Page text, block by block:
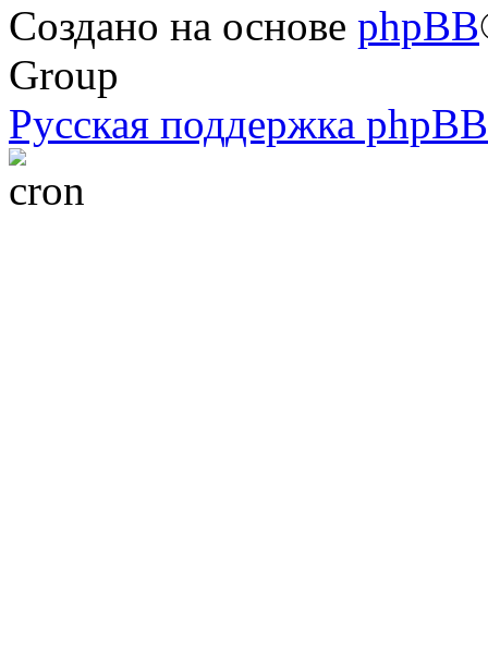
Создано на основе phpBB
Group
Русская поддержка phpBB